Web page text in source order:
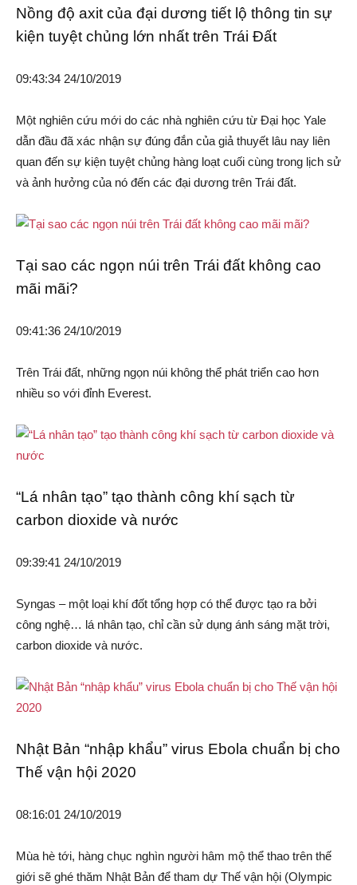
Nồng độ axit của đại dương tiết lộ thông tin sự
kiện tuyệt chủng lớn nhất trên Trái Đất
09:43:34 24/10/2019
Một nghiên cứu mới do các nhà nghiên cứu từ Đại học Yale
dẫn đầu đã xác nhận sự đúng đắn của giả thuyết lâu nay liên
quan đến sự kiện tuyệt chủng hàng loạt cuối cùng trong lịch sử
và ảnh hưởng của nó đến các đại dương trên Trái đất.
Tại sao các ngọn núi trên Trái đất không cao
mãi mãi?
09:41:36 24/10/2019
Trên Trái đất, những ngọn núi không thể phát triển cao hơn
nhiều so với đỉnh Everest.
“Lá nhân tạo” tạo thành công khí sạch từ
carbon dioxide và nước
09:39:41 24/10/2019
Syngas – một loại khí đốt tổng hợp có thể được tạo ra bởi
công nghệ… lá nhân tạo, chỉ cần sử dụng ánh sáng mặt trời,
carbon dioxide và nước.
Nhật Bản “nhập khẩu” virus Ebola chuẩn bị cho
Thế vận hội 2020
08:16:01 24/10/2019
Mùa hè tới, hàng chục nghìn người hâm mộ thể thao trên thế
giới sẽ ghé thăm Nhật Bản để tham dự Thế vận hội (Olympic